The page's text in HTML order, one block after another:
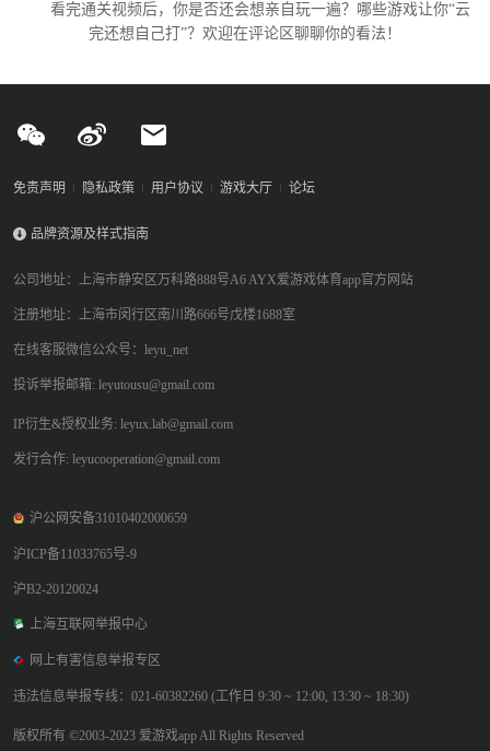
看完通关视频后，你是否还会想亲自玩一遍？哪些游戏让你“云
完还想自己打”？欢迎在评论区聊聊你的看法！
免责声明 隐私政策 用户协议 游戏大厅 论坛
品牌资源及样式指南
公司地址：上海市静安区万科路888号A6 AYX爱游戏体育app官方网站
注册地址：上海市闵行区南川路666号戊楼1688室
在线客服微信公众号：leyu_net
投诉举报邮箱: leyutousu@gmail.com
IP衍生&授权业务: leyux.lab@gmail.com
发行合作: leyucooperation@gmail.com
沪公网安备31010402000659
沪ICP备11033765号-9
沪B2-20120024
上海互联网举报中心
网上有害信息举报专区
违法信息举报专线：021-60382260 (工作日 9:30 ~ 12:00, 13:30 ~ 18:30)
版权所有 ©2003-2023 爱游戏app All Rights Reserved